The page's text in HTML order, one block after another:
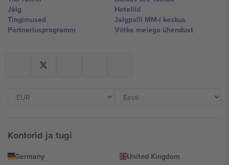
Jälg
Tingimused
Partnerlusprogramm
Hotellid
Jalgpalli MM-i keskus
Võtke meiega ühendust
Kontorid ja tugi
Germany
United Kingdom